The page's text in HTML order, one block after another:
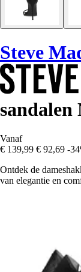
Steve
sandalen
Vanaf
€ 139,99 € 92,69 -
Ontdek de
van elegantie en